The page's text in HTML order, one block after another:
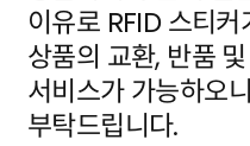
이유로 RFID 스티
상품의 교환, 반품
서비스가 가능하오
부탁드립니다.